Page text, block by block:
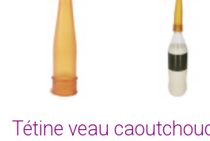
Tétine veau